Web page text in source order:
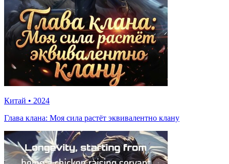
Китай • 2024
Глава клана: Моя сила растёт эквивалентно клану